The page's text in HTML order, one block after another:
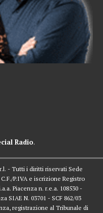
Radio.
- Tutti i diritti riservati Sede
P.IVA e iscrizione Registro
Piacenza n. r.e.a. 108530 -
SIAE N. 03701 - SCF 862/03
registrazione al Tribunale di